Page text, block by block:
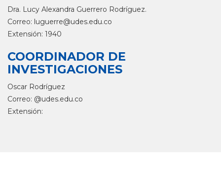
Dra. Lucy Alexandra Guerrero Rodríguez.
Correo: luguerre@udes.edu.co
Extensión: 1940
COORDINADOR DE
INVESTIGACIONES
Oscar Rodríguez
Correo: @udes.edu.co
Extensión: